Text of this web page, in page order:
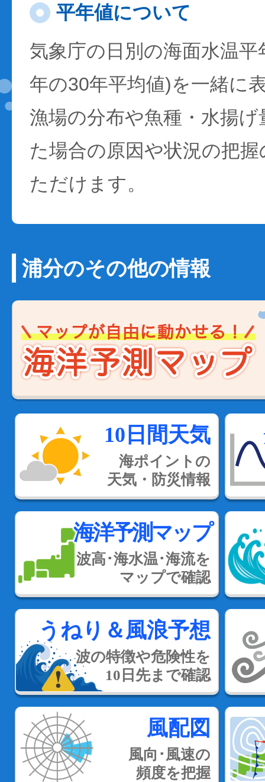
平年値について
気象庁の日別の海面水温
年の30年平均値)を一緒に
漁場の分布や魚種・水揚
た場合の原因や状況の把
ただけます。
浦分のその他の情報
10日間天気
海ポイントの
天気・防災情報
海洋予測マップ
波高･海水温･海流を
マップで確認
うねり＆風浪予想
波の特徴や危険性を
10日先まで確認
風配図
風向･風速の
頻度を把握